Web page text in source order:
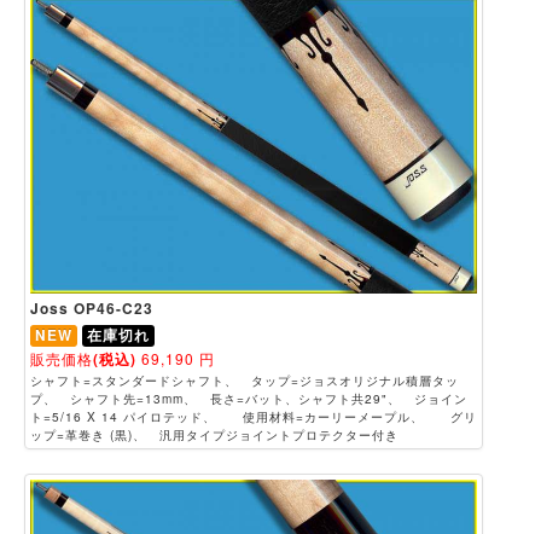
Joss OP46-C23
NEW
在庫切れ
販売価格(税込) 69,190 円
シャフト=スタンダードシャフト、 タップ=ジョスオリジナル積層タッ
プ、 シャフト先=13mm、 長さ=バット、シャフト共29"、 ジョイン
ト=5/16 X 14 パイロテッド、 使用材料=カーリーメープル、 グリ
ップ=革巻き (黒)、 汎用タイプジョイントプロテクター付き